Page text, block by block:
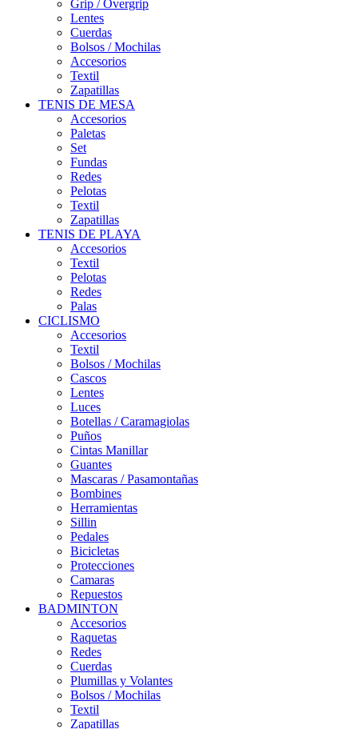
Grip / Overgrip
Lentes
Cuerdas
Bolsos / Mochilas
Accesorios
Textil
Zapatillas
TENIS DE MESA
Accesorios
Paletas
Set
Fundas
Redes
Pelotas
Textil
Zapatillas
TENIS DE PLAYA
Accesorios
Textil
Pelotas
Redes
Palas
CICLISMO
Accesorios
Textil
Bolsos / Mochilas
Cascos
Lentes
Luces
Botellas / Caramagiolas
Puños
Cintas Manillar
Guantes
Mascaras / Pasamontañas
Bombines
Herramientas
Sillin
Pedales
Bicicletas
Protecciones
Camaras
Repuestos
BADMINTON
Accesorios
Raquetas
Redes
Cuerdas
Plumillas y Volantes
Bolsos / Mochilas
Textil
Zapatillas